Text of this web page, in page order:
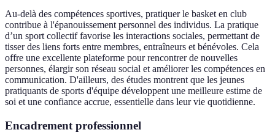
Au-delà des compétences sportives, pratiquer le basket en club
contribue à l'épanouissement personnel des individus. La pratique
d’un sport collectif favorise les interactions sociales, permettant de
tisser des liens forts entre membres, entraîneurs et bénévoles. Cela
offre une excellente plateforme pour rencontrer de nouvelles
personnes, élargir son réseau social et améliorer les compétences en
communication. D'ailleurs, des études montrent que les jeunes
pratiquants de sports d'équipe développent une meilleure estime de
soi et une confiance accrue, essentielle dans leur vie quotidienne.
Encadrement professionnel